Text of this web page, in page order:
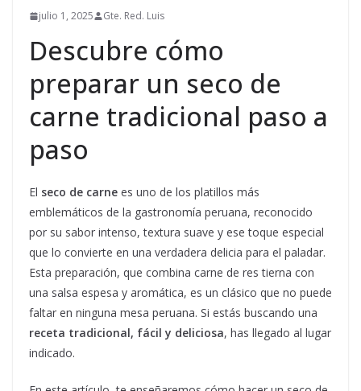
julio 1, 2025 Gte. Red. Luis
Descubre cómo
preparar un seco de
carne tradicional paso a
paso
El seco de carne es uno de los platillos más
emblemáticos de la gastronomía peruana, reconocido
por su sabor intenso, textura suave y ese toque especial
que lo convierte en una verdadera delicia para el paladar.
Esta preparación, que combina carne de res tierna con
una salsa espesa y aromática, es un clásico que no puede
faltar en ninguna mesa peruana. Si estás buscando una
receta tradicional, fácil y deliciosa, has llegado al lugar
indicado.